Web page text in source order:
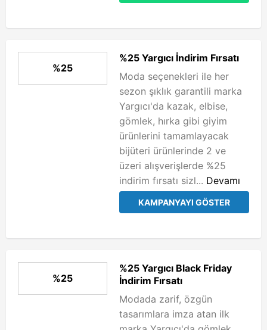
%25
%25 Yargıcı İndirim Fırsatı
Moda seçenekleri ile her
sezon şıklık garantili marka
Yargıcı'da kazak, elbise,
gömlek, hırka gibi giyim
ürünlerini tamamlayacak
bijüteri ürünlerinde 2 ve
üzeri alışverişlerde %25
indirim fırsatı sizl... Devamı
KAMPANYAYI GÖSTER
%25
%25 Yargıcı Black Friday
İndirim Fırsatı
Modada zarif, özgün
tasarımlara imza atan ilk